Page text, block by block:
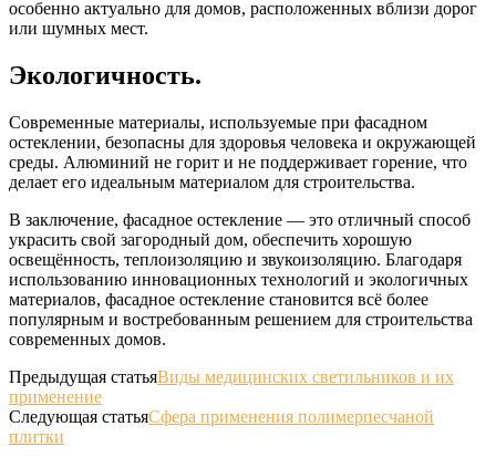
особенно актуально для домов, расположенных вблизи дорог
или шумных мест.
Экологичность.
Современные материалы, используемые при фасадном
остеклении, безопасны для здоровья человека и окружающей
среды. Алюминий не горит и не поддерживает горение, что
делает его идеальным материалом для строительства.
В заключение, фасадное остекление — это отличный способ
украсить свой загородный дом, обеспечить хорошую
освещённость, теплоизоляцию и звукоизоляцию. Благодаря
использованию инновационных технологий и экологичных
материалов, фасадное остекление становится всё более
популярным и востребованным решением для строительства
современных домов.
Предыдущая статьяВиды медицинских светильников и их
применение
Следующая статьяСфера применения полимерпесчаной
плитки